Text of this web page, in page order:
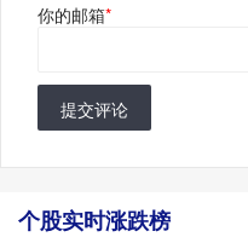
你的邮箱*
提交评论
个股实时涨跌榜